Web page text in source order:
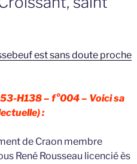
est sans doute proche
H138 – f°004 – Voici sa
:
de Craon membre
René Rousseau licencié ès